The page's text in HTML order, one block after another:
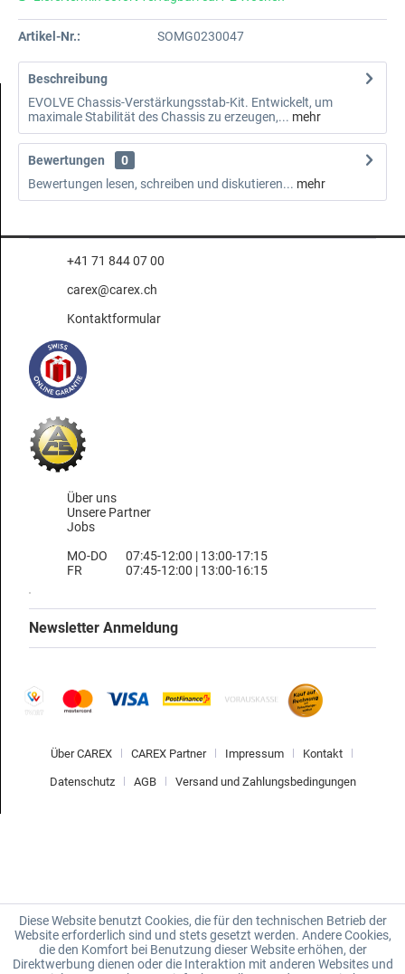
Artikel-Nr.: SOMG0230047
Beschreibung
EVOLVE Chassis-Verstärkungsstab-Kit. Entwickelt, um
maximale Stabilität des Chassis zu erzeugen,... mehr
Bewertungen
0
Bewertungen lesen, schreiben und diskutieren... mehr
+41 71 844 07 00
carex@carex.ch
Kontaktformular
Über uns
Unsere Partner
Jobs
MO-DO
FR
07:45-12:00 | 13:00-17:15
07:45-12:00 | 13:00-16:15
Newsletter Anmeldung
Über CAREX CAREX Partner Impressum Kontakt
Datenschutz AGB Versand und Zahlungsbedingungen
Diese Website benutzt Cookies, die für den technischen Betrieb der
Website erforderlich sind und stets gesetzt werden. Andere Cookies,
die den Komfort bei Benutzung dieser Website erhöhen, der
Direktwerbung dienen oder die Interaktion mit anderen Websites und